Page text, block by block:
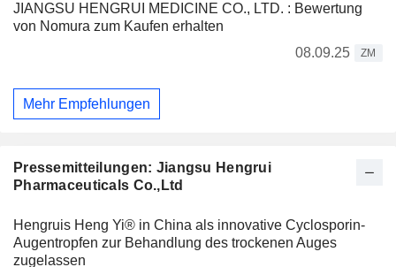
JIANGSU HENGRUI MEDICINE CO., LTD. : Bewertung
von Nomura zum Kaufen erhalten
08.09.25
ZM
Mehr Empfehlungen
Pressemitteilungen: Jiangsu Hengrui
Pharmaceuticals Co.,Ltd
Hengruis Heng Yi® in China als innovative Cyclosporin-
Augentropfen zur Behandlung des trockenen Auges
zugelassen